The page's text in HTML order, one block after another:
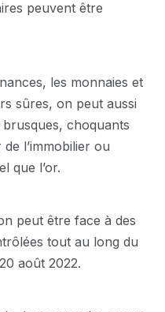
peuvent être
les monnaies et
sûres, on peut aussi
brusques, choquants
l’immobilier ou
que l’or.
peut être face à des
tout au long du
août 2022.